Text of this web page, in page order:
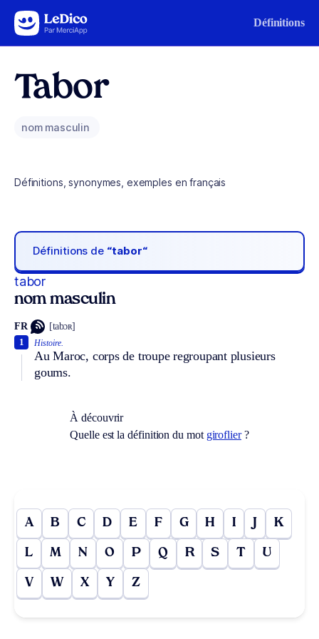
Aller au contenu Définitions
Tabor
nom masculin
Définitions, synonymes, exemples en français
Définitions de “tabor“
tabor
nom masculin
FR [tabɔʀ]
Histoire.
Au Maroc, corps de troupe regroupant plusieurs
goums.
1
À découvrir
Quelle est la définition du mot giroflier?
A B C D E F G H I J K
L M N O P Q R S T U
V W X Y Z